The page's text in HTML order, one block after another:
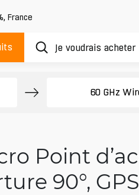
, France
60 GHz
Point
90°,